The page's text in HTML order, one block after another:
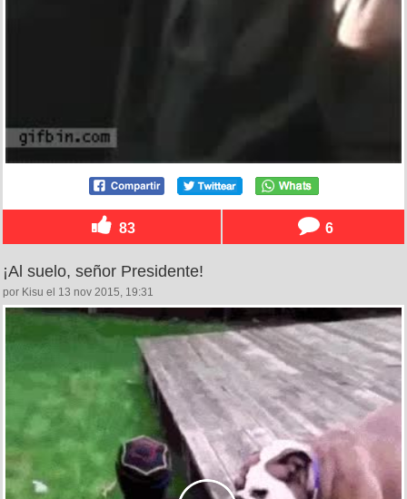
83 6
¡Al suelo, señor Presidente!
por Kisu el 13 nov 2015, 19:31